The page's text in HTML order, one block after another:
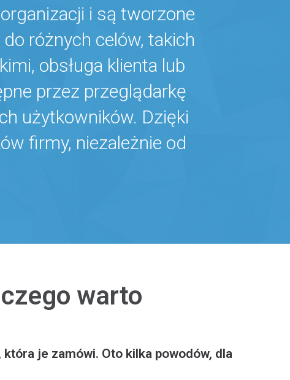
i są tworzone
różnych celów, takich
obsługa klienta lub
przez przeglądarkę
użytkowników. Dzięki
firmy, niezależnie od
warto
je zamówi. Oto kilka powodów, dla